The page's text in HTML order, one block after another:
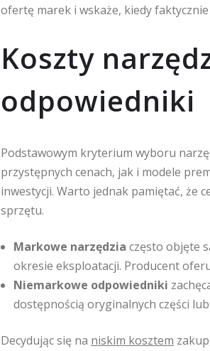
ofertę marek i wskaże, kiedy
Koszty
odpowiedniki
Podstawowym kryterium wyboru
przystępnych cenach, jak i modele
inwestycji. Warto jednak pamiętać, że
sprzętu.
Markowe narzędzia często objęte
okresie eksploatacji. Producent
Niemarkowe odpowiedniki
dostępnością oryginalnych części
Decydując się na niskim kosztem